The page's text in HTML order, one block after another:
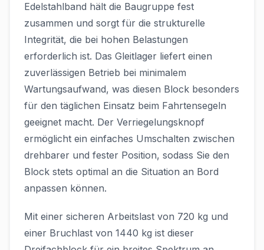
Edelstahlband hält die Baugruppe fest
zusammen und sorgt für die strukturelle
Integrität, die bei hohen Belastungen
erforderlich ist. Das Gleitlager liefert einen
zuverlässigen Betrieb bei minimalem
Wartungsaufwand, was diesen Block besonders
für den täglichen Einsatz beim Fahrtensegeln
geeignet macht. Der Verriegelungsknopf
ermöglicht ein einfaches Umschalten zwischen
drehbarer und fester Position, sodass Sie den
Block stets optimal an die Situation an Bord
anpassen können.
Mit einer sicheren Arbeitslast von 720 kg und
einer Bruchlast von 1440 kg ist dieser